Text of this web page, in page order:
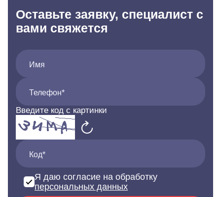
Оставьте заявку, специалист с
вами свяжется
Имя
Телефон*
Введите код с картинки
Код*
Я даю согласие на обработку
персональных данных